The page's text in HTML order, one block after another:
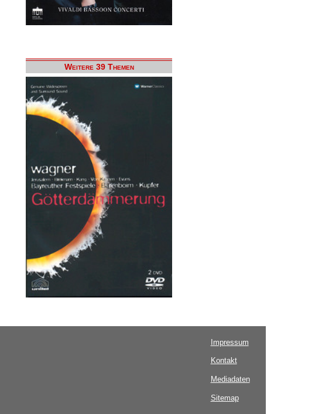
Weitere 39 Themen
Impressum
Kontakt
Mediadaten
Sitemap